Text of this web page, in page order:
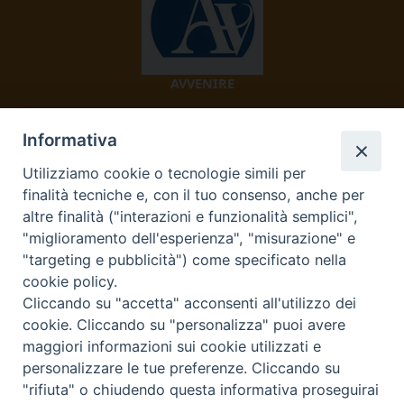
AVVENIRE
TV 2000
Diocesi di Ivrea
Curia Vescovile Piazza Castello, 3 10015 Ivrea (To) Tel.
Informativa
Utilizziamo cookie o tecnologie simili per
finalità tecniche e, con il tuo consenso, anche per
altre finalità ("interazioni e funzionalità semplici",
"miglioramento dell'esperienza", "misurazione" e
"targeting e pubblicità") come specificato nella
cookie policy.
Cliccando su "accetta" acconsenti all'utilizzo dei
cookie. Cliccando su "personalizza" puoi avere
maggiori informazioni sui cookie utilizzati e
personalizzare le tue preferenze. Cliccando su
"rifiuta" o chiudendo questa informativa proseguirai